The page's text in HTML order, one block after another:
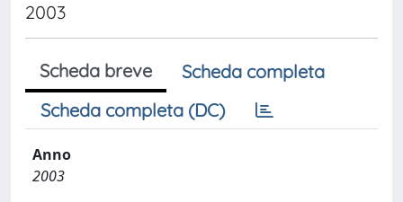
2003
Scheda breve
Scheda completa
Scheda completa (DC)
Anno
2003